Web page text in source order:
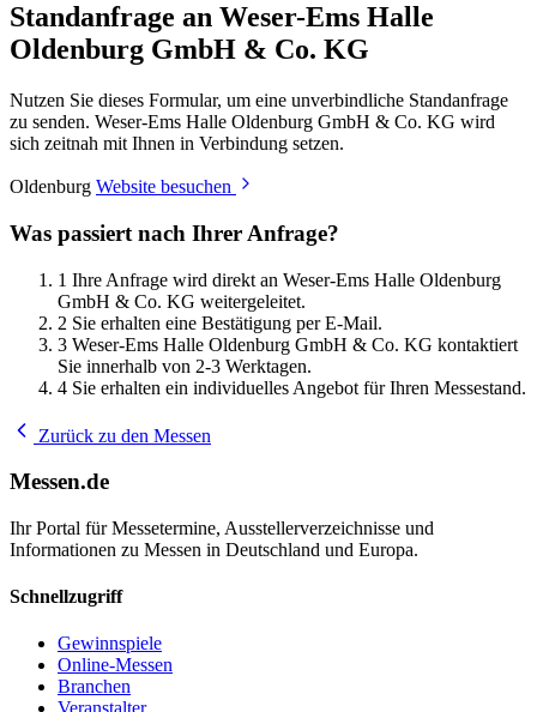
Standanfrage an Weser-Ems Halle
Oldenburg GmbH & Co. KG
Nutzen Sie dieses Formular, um eine unverbindliche Standanfrage
zu senden. Weser-Ems Halle Oldenburg GmbH & Co. KG wird
sich zeitnah mit Ihnen in Verbindung setzen.
Oldenburg Website besuchen
Was passiert nach Ihrer Anfrage?
1 Ihre Anfrage wird direkt an Weser-Ems Halle Oldenburg
GmbH & Co. KG weitergeleitet.
2 Sie erhalten eine Bestätigung per E-Mail.
3 Weser-Ems Halle Oldenburg GmbH & Co. KG kontaktiert
Sie innerhalb von 2-3 Werktagen.
4 Sie erhalten ein individuelles Angebot für Ihren Messestand.
Zurück zu den Messen
Messen.de
Ihr Portal für Messetermine, Ausstellerverzeichnisse und
Informationen zu Messen in Deutschland und Europa.
Schnellzugriff
Gewinnspiele
Online-Messen
Branchen